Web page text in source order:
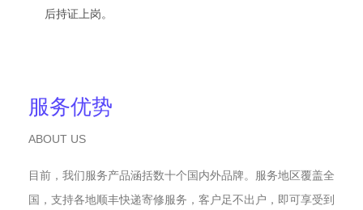
后持证上岗。
服务优势
ABOUT US
目前，我们服务产品涵括数十个国内外品牌。服务地区覆盖全
国，支持各地顺丰快递寄修服务，客户足不出户，即可享受到